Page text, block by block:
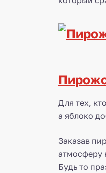
Для тех,
а яблоко
Заказав
атмосферу
Будь то